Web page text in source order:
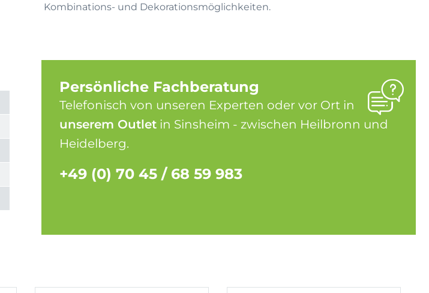
Kombinations- und Dekorationsmöglichkeiten.
Persönliche Fachberatung
Telefonisch von unseren Experten oder vor Ort in
unserem Outlet in Sinsheim - zwischen Heilbronn und
Heidelberg.
+49 (0) 70 45 / 68 59 983